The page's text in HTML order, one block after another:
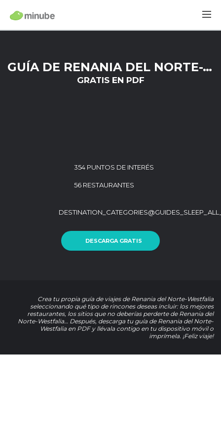
GUÍA DE RENANIA DEL NORTE-WESTFALIA
GRATIS EN PDF
354 PUNTOS DE INTERÉS
56 RESTAURANTES
DESCARGA GRATIS
Crea tu propia guía de viajes de Renania del Norte-Westfalia
seleccionando qué tipo de rincones deseas incluir: los mejores
restaurantes, los sitios que no deberías perderte de Renania del
Norte-Westfalia… Después, descarga tu guía de Renania del Norte-
Westfalia en PDF y llévala contigo en tu dispositivo móvil o
imprímela. ¡Feliz viaje!